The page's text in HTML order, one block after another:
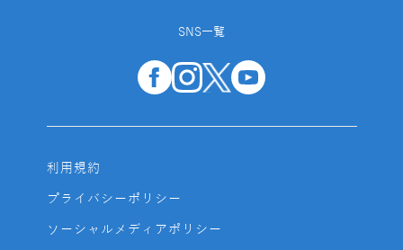
SNS一覧
利用規約
プライバシーポリシー
ソーシャルメディアポリシー